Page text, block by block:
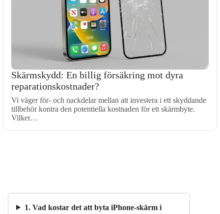
Skärmskydd: En billig försäkring mot dyra
reparationskostnader?
Vi väger för- och nackdelar mellan att investera i ett skyddande
tillbehör kontra den potentiella kostnaden för ett skärmbyte.
Vilket…
1. Vad kostar det att byta iPhone-skärm i